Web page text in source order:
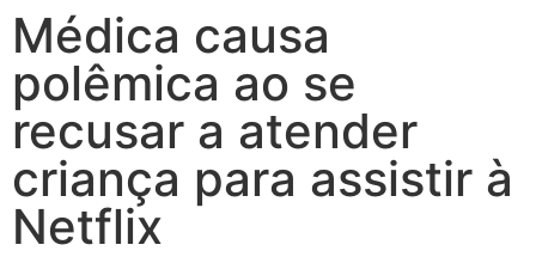
Médica causa
polêmica ao se
recusar a atender
criança para assistir à
Netflix